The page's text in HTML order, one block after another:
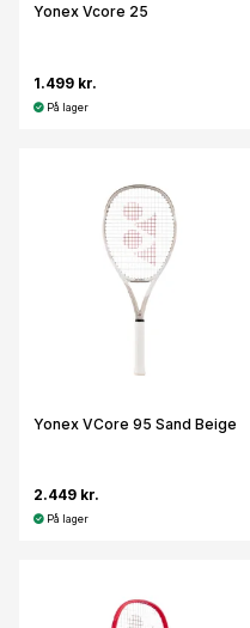
Yonex Vcore 25
1.499 kr.
På lager
Yonex VCore 95 Sand Beige
2.449 kr.
På lager